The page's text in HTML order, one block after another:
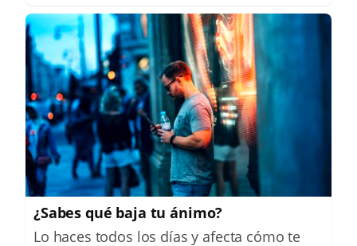
¿Sabes qué baja tu ánimo?
Lo haces todos los días y afecta cómo te